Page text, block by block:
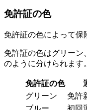
免許証の色
免許証の色によって保
免許証の色はグリーン
のように分けられます。
免許証の色
グリーン
免許
ブルー
初回